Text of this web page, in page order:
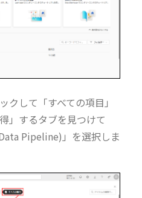
クして「すべての項目」
」するタブを見つけて
Pipeline)」を選択しま